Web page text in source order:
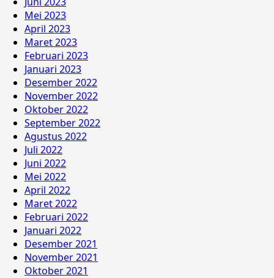
Mei 2023
April 2023
Maret 2023
Februari 2023
Januari 2023
Desember 2022
November 2022
Oktober 2022
September 2022
Agustus 2022
Juli 2022
Juni 2022
Mei 2022
April 2022
Maret 2022
Februari 2022
Januari 2022
Desember 2021
November 2021
Oktober 2021